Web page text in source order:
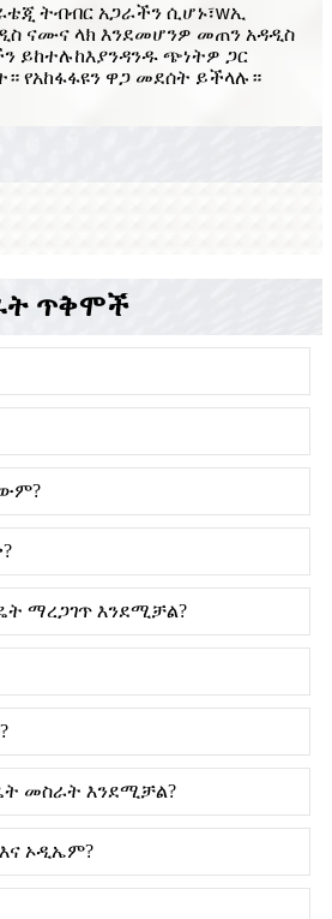
ትብብር አጋራችን ሲሆኑ፣wኢ
ናሙና ላክ እንደመሆንዎ መጠን አዳዲስ
ይከተሉከእያንዳንዱ ጭነትዎ ጋር
የአከፋፋዩን ዋጋ መደሰት ይችላሉ።
ጥቅሞች
ማረጋገጥ እንደሚቻል?
መስራት እንደሚቻል?
ኦዲኤም?